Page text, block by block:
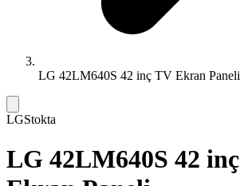
LG 42LM640S 42 inç TV Ekran Paneli
LGStokta
LG 42LM640S 42